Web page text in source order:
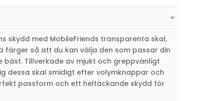
skydd med MobileFriends transparenta skal,
färger så att du kan välja den som passar din
bäst. Tillverkade av mjukt och greppvänligt
dessa skal smidigt efter volymknappar och
passform och ett heltäckande skydd för